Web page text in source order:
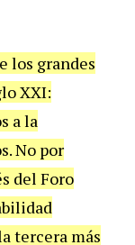
los grandes
XXI:
a la
No por
del Foro
tercera más